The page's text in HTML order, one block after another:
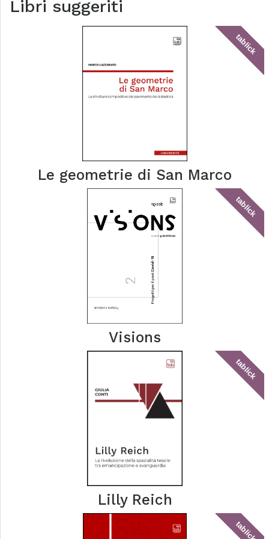
Libri suggeriti
tablick
Le geometrie di San Marco
tablick
Visions
tablick
Lilly Reich
tablick